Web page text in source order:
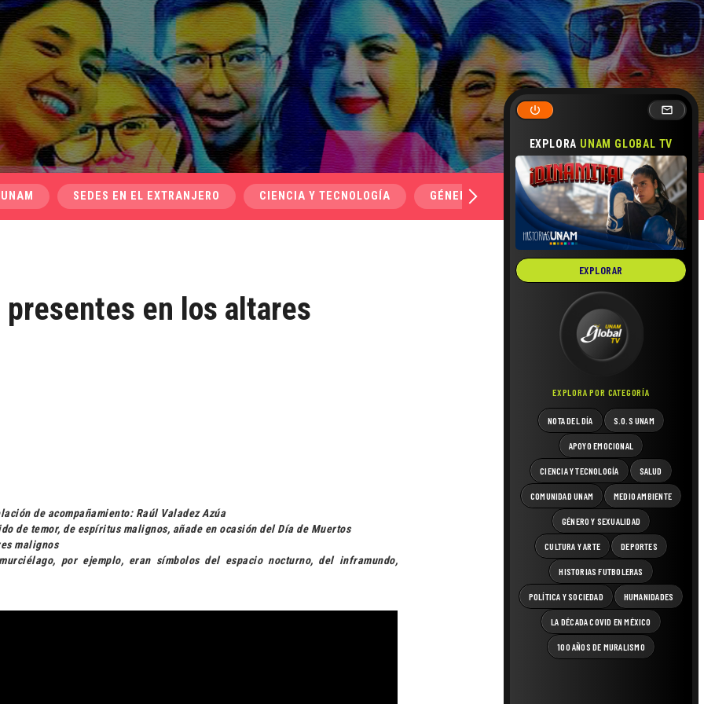
EXPLORA UNAM GLOBAL TV
EXPLORAR
EXPLORA POR CATEGORÍA
NOTA DEL DÍA S.O.S UNAM
APOYO EMOCIONAL
CIENCIA Y TECNOLOGÍA SALUD
COMUNIDAD UNAM MEDIO AMBIENTE
GÉNERO Y SEXUALIDAD
CULTURA Y ARTE DEPORTES
HISTORIAS FUTBOLERAS
POLÍTICA Y SOCIEDAD HUMANIDADES
LA DÉCADA COVID EN MÉXICO
100 AÑOS DE MURALISMO
SEDES EN EL EXTRANJERO CIENCIA Y TECNOLOGÍA GÉNERO Y SEXUALIDAD SALUD
en los altares
de acompañamiento: Raúl Valadez Azúa
de temor, de espíritus malignos, añade en ocasión del Día de Muertos
malignos
por ejemplo, eran símbolos del espacio nocturno, del inframundo,